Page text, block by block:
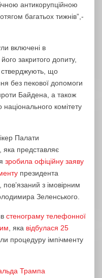
антикорупційною
багатьох тижнів”,-
включені в
закритого допиту,
стверджують, що
без пекової допомоги
Байдена, а також
комітету
Палати
яка представляє
зробила офіційну заяву
президента
з імовірним
Зеленського.
стенограму телефонної
, яка відбулася 25
процедуру імпічменту
Трампа